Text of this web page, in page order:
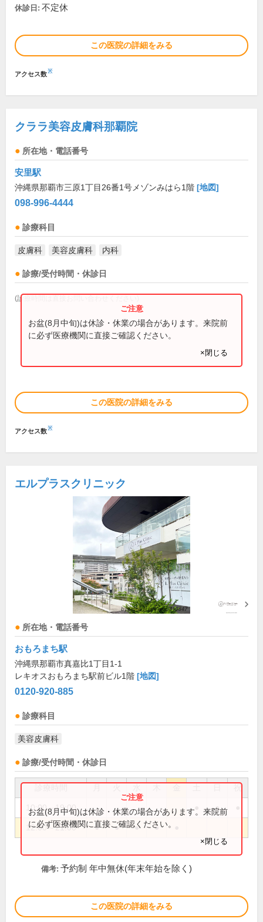
休診日: 不定休
この医院の詳細をみる
アクセス数※
クララ美容皮膚科那覇院
所在地・電話番号
安里駅
沖縄県那覇市三原1丁目26番1号メゾンみはら1階 [地図]
098-996-4444
診療科目
皮膚科 美容皮膚科 内科
診療/受付時間・休診日
(診療時間は直接お問い合わせください)
お盆(8月中旬)は休診・休業の場合があります。来院前
に必ず医療機関に直接ご確認ください。
×閉じる
この医院の詳細をみる
アクセス数※
エルプラスクリニック
所在地・電話番号
おもろまち駅
沖縄県那覇市真嘉比1丁目1-1
レキオスおもろまち駅前ビル1階 [地図]
0120-920-885
診療科目
美容皮膚科
診療/受付時間・休診日
祝
10:00～19:00 ●
12:00～21:00 ● ● ● ●
お盆(8月中旬)は休診・休業の場合があります。来院前
に必ず医療機関に直接ご確認ください。
×閉じる
備考: 予約制 年中無休(年末年始を除く)
この医院の詳細をみる